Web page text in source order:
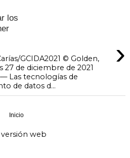
los
›
GCIDA2021 ©️ Golden,
27 de diciembre de 2021
— Las tecnologías de
de datos d...
Inicio
versión web